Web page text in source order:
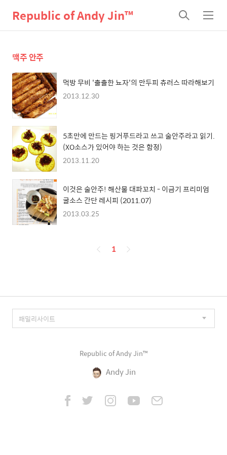
Republic of Andy Jin™
검
색
메
뉴
맥주 안주
먹방 무비 '출출한 뇨자'의 만두피 츄러스 따라해보기
2013.12.30
5초만에 만드는 핑거푸드라고 쓰고 술안주라고 읽기.
(XO소스가 있어야 하는 것은 함정)
2013.11.20
이것은 술안주! 해산물 대파꼬치 - 이금기 프리미엄
굴소스 간단 레시피 (2011.07)
2013.03.25
페
1
Republic of Andy Jin™
Andy Jin